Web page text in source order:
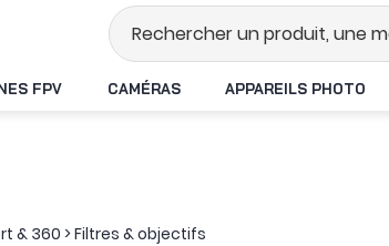
Stock en temps réel
FPV CAMÉRAS APPAREILS PHOTO
& 360>Filtres & objectifs